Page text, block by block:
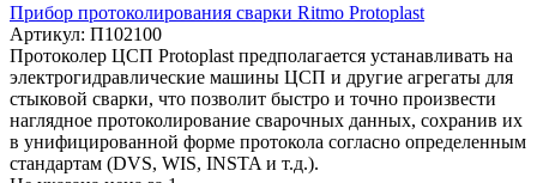
Прибор протоколирования сварки Ritmo Protoplast
Артикул: П102100
Протоколер ЦСП Protoplast предполагается устанавливать на
электрогидравлические машины ЦСП и другие агрегаты для
стыковой сварки, что позволит быстро и точно произвести
наглядное протоколирование сварочных данных, сохранив их
в унифицированной форме протокола согласно определенным
стандартам (DVS, WIS, INSTA и т.д.).